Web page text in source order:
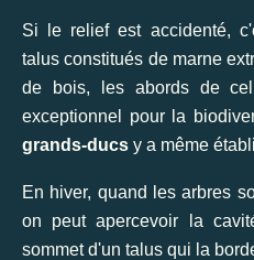
Si le relief est accidenté,
talus constitués de marne
de bois, les abords de
exceptionnel pour la
grands-ducs y a même
En hiver, quand les arbres
on peut apercevoir la
sommet d'un talus qui la